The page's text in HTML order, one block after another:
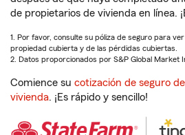
de propietarios de vivienda en línea.
1. Por favor, consulte su póliza de seguro para
propiedad cubierta y de las pérdidas cubiertas.
2. Datos proporcionados por S&P Global Market
Comience su cotización de seguro
vivienda. ¡Es rápido y sencillo!